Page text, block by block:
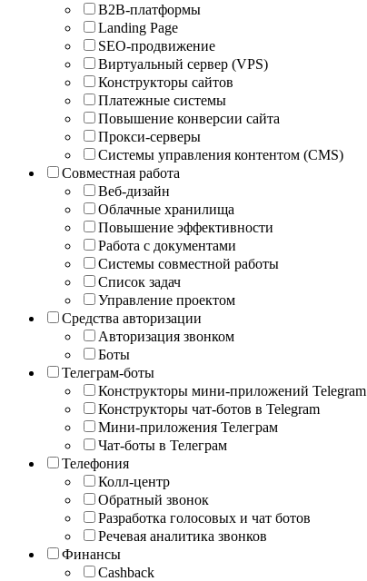
B2B-платформы
Landing Page
SEO-продвижение
Виртуальный сервер (VPS)
Конструкторы сайтов
Платежные системы
Повышение конверсии сайта
Прокси-серверы
Системы управления контентом (CMS)
Совместная работа
Веб-дизайн
Облачные хранилища
Повышение эффективности
Работа с документами
Системы совместной работы
Список задач
Управление проектом
Средства авторизации
Авторизация звонком
Боты
Телеграм-боты
Конструкторы мини-приложений Telegram
Конструкторы чат-ботов в Telegram
Мини-приложения Телеграм
Чат-боты в Телеграм
Телефония
Колл-центр
Обратный звонок
Разработка голосовых и чат ботов
Речевая аналитика звонков
Финансы
Cashback